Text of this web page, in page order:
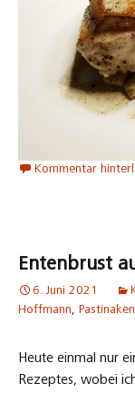
Kommentar
Entenbrust
6. Juni 2021
Hoffmann, Pastinaken
Heute einmal nur
Rezeptes, wobei